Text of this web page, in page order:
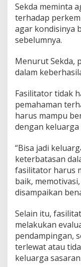
i
n
t
Sekda meminta
terhadap
agar kondisinya
sebelumnya.
Menurut Sekda,
dalam
Fasilitator tidak
pemahaman
harus mampu
dengan keluarga
“Bisa jadi
keterbatasan
fasilitator harus
baik,
disampaikan
Selain itu,
melakukan
pendampingan,
terlewat atau
keluarga sasaran.